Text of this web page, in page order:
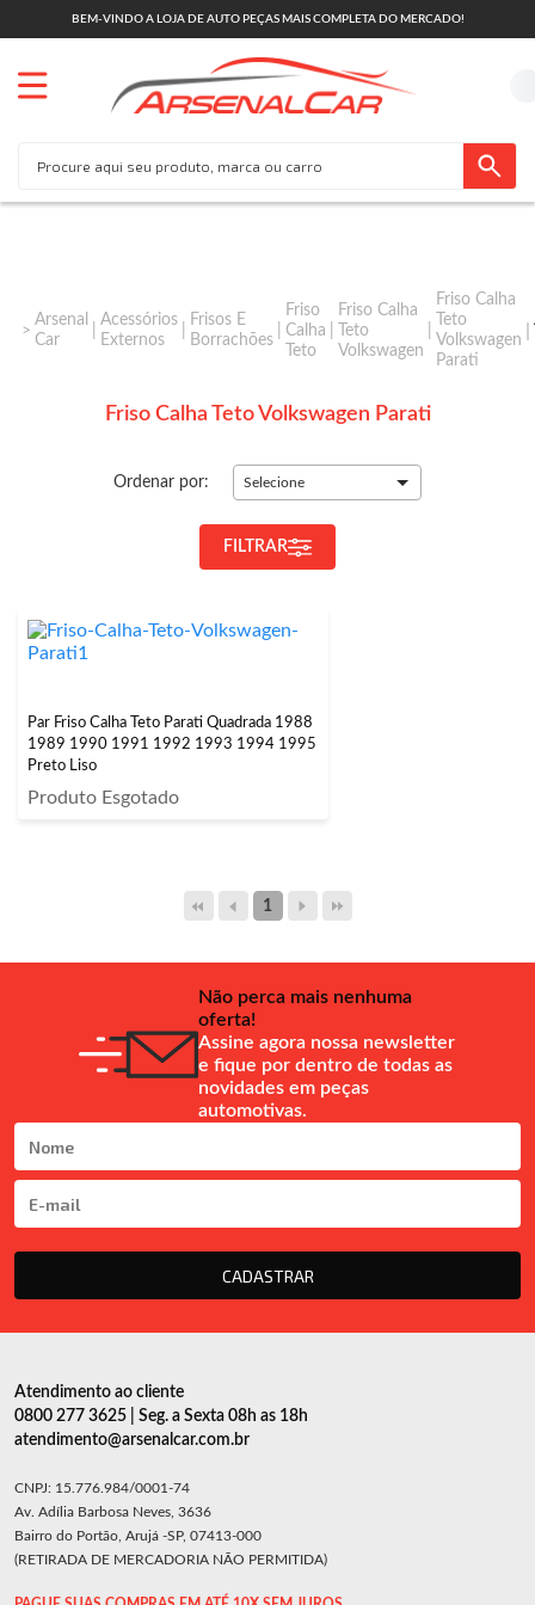
BEM-VINDO A LOJA DE AUTO PEÇAS MAIS COMPLETA DO MERCADO!
Arsenal
Car
Acessórios
Externos
Frisos E
Borrachões
Friso
Calha
Teto
Friso Calha
Teto
Volkswagen
Friso Calha
Teto
Volkswagen
Parati
Friso Calha Teto Volkswagen Parati
Ordenar por: Selecione
FILTRAR
Par Friso Calha Teto Parati Quadrada 1988
1989 1990 1991 1992 1993 1994 1995
Preto Liso
Produto Esgotado
1
Não perca mais nenhuma
oferta!
Assine agora nossa newsletter
e fique por dentro de todas as
novidades em peças
automotivas.
CADASTRAR
Atendimento ao cliente
0800 277 3625 | Seg. a Sexta 08h as 18h
atendimento@arsenalcar.com.br
CNPJ: 15.776.984/0001-74
Av. Adília Barbosa Neves, 3636
Bairro do Portão, Arujá -SP, 07413-000
(RETIRADA DE MERCADORIA NÃO PERMITIDA)